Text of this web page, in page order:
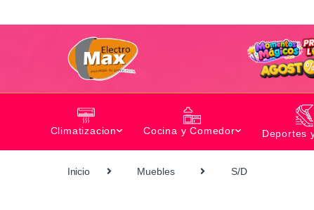
Climatizacion Cocina y Comedor Deportes
Inicio Muebles S/D